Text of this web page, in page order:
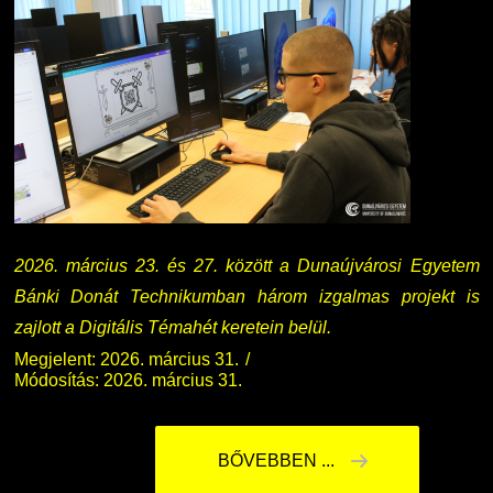
2026. március 23. és 27. között a Dunaújvárosi Egyetem
Bánki Donát Technikumban három izgalmas projekt is
zajlott a Digitális Témahét keretein belül.
Megjelent: 2026. március 31.
Módosítás: 2026. március 31.
BŐVEBBEN ...